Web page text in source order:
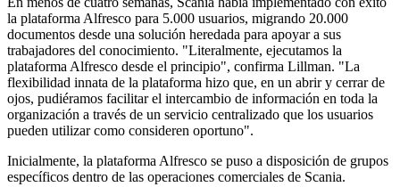
la plataforma Alfresco para 5.000 usuarios, migrando 20.000
documentos desde una solución heredada para apoyar a sus
trabajadores del conocimiento. "Literalmente, ejecutamos la
plataforma Alfresco desde el principio", confirma Lillman. "La
flexibilidad innata de la plataforma hizo que, en un abrir y cerrar de
ojos, pudiéramos facilitar el intercambio de información en toda la
organización a través de un servicio centralizado que los usuarios
pueden utilizar como consideren oportuno".
Inicialmente, la plataforma Alfresco se puso a disposición de grupos
específicos dentro de las operaciones comerciales de Scania.